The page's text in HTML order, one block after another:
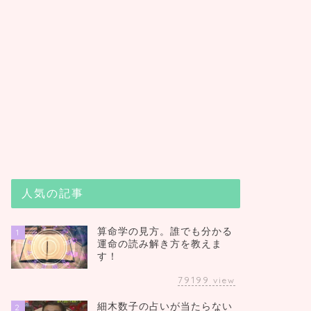
人気の記事
1
算命学の見方。誰でも分かる
運命の読み解き方を教えま
す！
79199 view
2 細木数子の占いが当たらない